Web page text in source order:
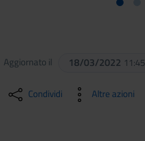
Aggiornato il 18/03/2022 11:45
Condividi Altre azioni